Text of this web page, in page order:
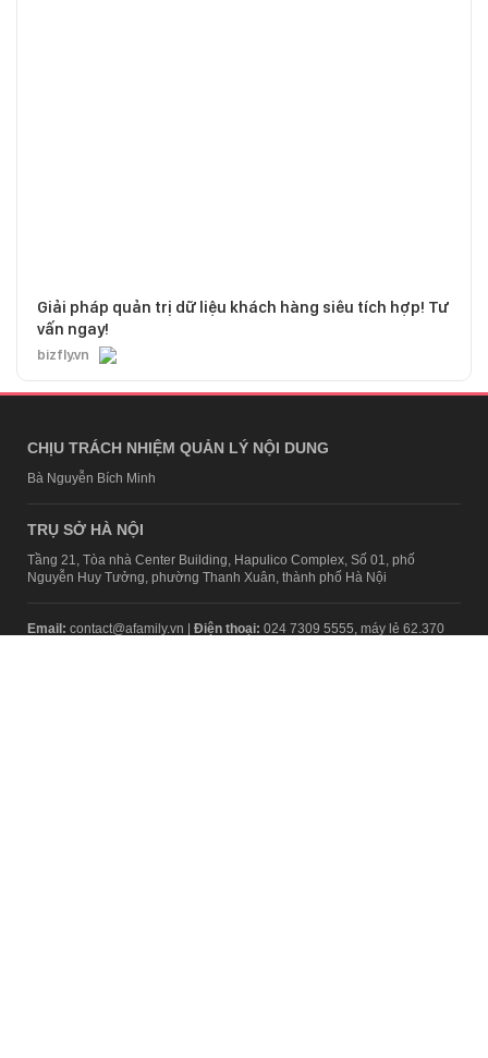
Giải pháp quản trị dữ liệu khách hàng siêu tích hợp! Tư
vấn ngay!
bizfly.vn
CHỊU TRÁCH NHIỆM QUẢN LÝ NỘI DUNG
Bà Nguyễn Bích Minh
TRỤ SỞ HÀ NỘI
Tầng 21, Tòa nhà Center Building, Hapulico Complex, Số 01, phố
Nguyễn Huy Tưởng, phường Thanh Xuân, thành phố Hà Nội
Email: contact@afamily.vn | Điện thoại: 024 7309 5555, máy lẻ 62.370